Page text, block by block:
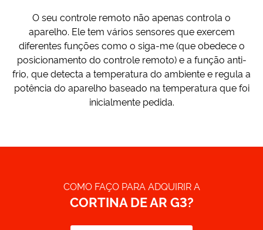
O seu controle remoto não apenas controla o
aparelho. Ele tem vários sensores que exercem
diferentes funções como o siga-me (que obedece o
posicionamento do controle remoto) e a função anti-
frio, que detecta a temperatura do ambiente e regula a
potência do aparelho baseado na temperatura que foi
inicialmente pedida.
COMO FAÇO PARA ADQUIRIR A
CORTINA DE AR G3?